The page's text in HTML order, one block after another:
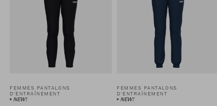
FEMMES PANTALONS
D'ENTRAÎNEMENT
NEW!
FEMMES PANTALONS
D'ENTRAÎNEMENT
NEW!